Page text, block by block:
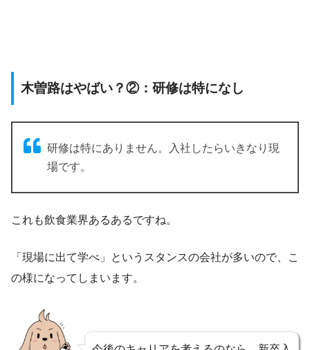
木曽路はやばい？②：研修は特になし
研修は特にありません。入社したらいきなり現
場です。
これも飲食業界あるあるですね。
「現場に出て学べ」というスタンスの会社が多いので、こ
の様になってしまいます。